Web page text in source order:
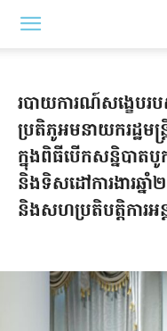
របាយការណ៍សង្ខេបរប
ប្រតិភូអមនាយករដ្ឋមន្ត្
ក្នុងពិធីបើកសន្និបាត
និងទិសដៅការងារឆ្
និងសហប្រតិបត្តិការអន្